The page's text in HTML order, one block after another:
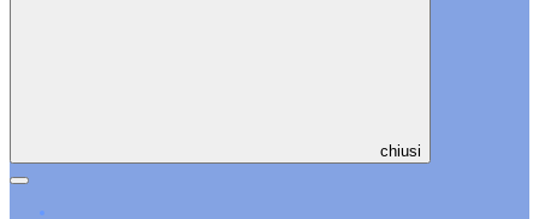
chiusi